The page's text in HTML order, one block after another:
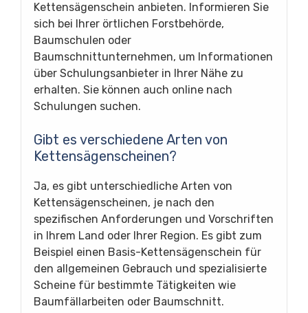
Kettensägenschein anbieten. Informieren Sie
sich bei Ihrer örtlichen Forstbehörde,
Baumschulen oder
Baumschnittunternehmen, um Informationen
über Schulungsanbieter in Ihrer Nähe zu
erhalten. Sie können auch online nach
Schulungen suchen.
Gibt es verschiedene Arten von
Kettensägenscheinen?
Ja, es gibt unterschiedliche Arten von
Kettensägenscheinen, je nach den
spezifischen Anforderungen und Vorschriften
in Ihrem Land oder Ihrer Region. Es gibt zum
Beispiel einen Basis-Kettensägenschein für
den allgemeinen Gebrauch und spezialisierte
Scheine für bestimmte Tätigkeiten wie
Baumfällarbeiten oder Baumschnitt.